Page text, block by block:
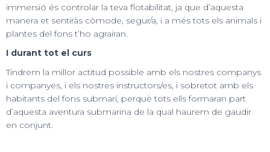
immersió és controlar la teva flotabilitat, ja que d’aquesta
manera et sentiràs còmode, segur/a, i a més tots els animals i
plantes del fons t’ho agrairan.
I durant tot el curs
Tindrem la millor actitud possible amb els nostres companys
i companyes, i els nostres instructors/es, i sobretot amb els
habitants del fons submarí, perquè tots ells formaran part
d’aquesta aventura submarina de la qual haurem de gaudir
en conjunt.